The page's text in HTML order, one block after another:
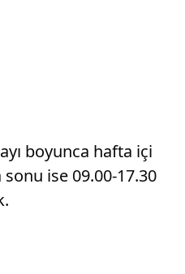
boyunca hafta içi
ise 09.00-17.30